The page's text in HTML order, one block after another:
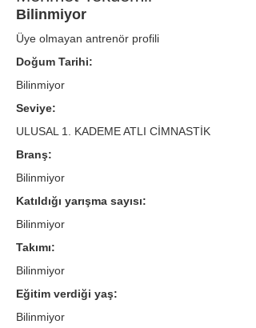
Bilinmiyor
Üye olmayan antrenör profili
Doğum Tarihi:
Bilinmiyor
Seviye:
ULUSAL 1. KADEME ATLI CİMNASTİK
Branş:
Bilinmiyor
Katıldığı yarışma sayısı:
Bilinmiyor
Takımı:
Bilinmiyor
Eğitim verdiği yaş:
Bilinmiyor